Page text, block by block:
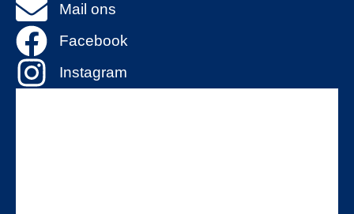
Mail ons
Facebook
Instagram